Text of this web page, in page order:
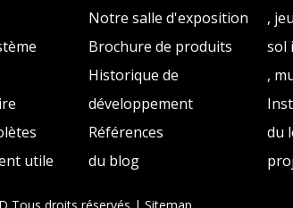
utile
Notre salle d'exposition
Brochure de produits
Historique de
développement
Références
du blog
,
sol
,
du
Tous droits réservés | Sitemap